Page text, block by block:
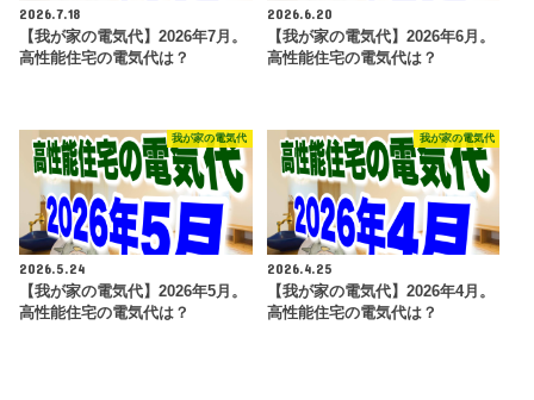
2026.7.18
【我が家の電気代】2026年7月。
高性能住宅の電気代は？
2026.6.20
【我が家の電気代】2026年6月。
高性能住宅の電気代は？
我が家の電気代
2026.5.24
【我が家の電気代】2026年5月。
高性能住宅の電気代は？
我が家の電気代
2026.4.25
【我が家の電気代】2026年4月。
高性能住宅の電気代は？